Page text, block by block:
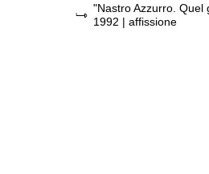
"Nastro Azzurro. Quel
1992 | affissione